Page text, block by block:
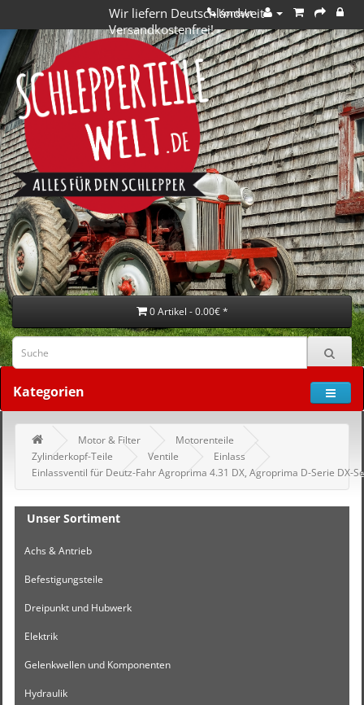
Wir liefern Deutschlandweit
Versandkostenfrei!
Kontakt
0 Artikel - 0.00€ *
Kategorien
Motor & Filter
Motorenteile
Zylinderkopf-Teile
Ventile
Einlass
Einlassventil für Deutz-Fahr Agroprima 4.31 DX, Agroprima D-Serie DX-
Unser Sortiment
Achs & Antrieb
Befestigungsteile
Dreipunkt und Hubwerk
Elektrik
Gelenkwellen und Komponenten
Hydraulik